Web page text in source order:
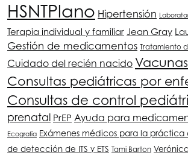
HSNTPlano Hipertensión
Terapia individual y familiar Jean Gray
Gestión de medicamentos Tratamiento
Cuidado del recién nacido
Consultas pediátricas por
Consultas de control
prenatal PrEP Ayuda para
Ecografía Exámenes médicos para la
de detección de ITS y ETS Tami Barton